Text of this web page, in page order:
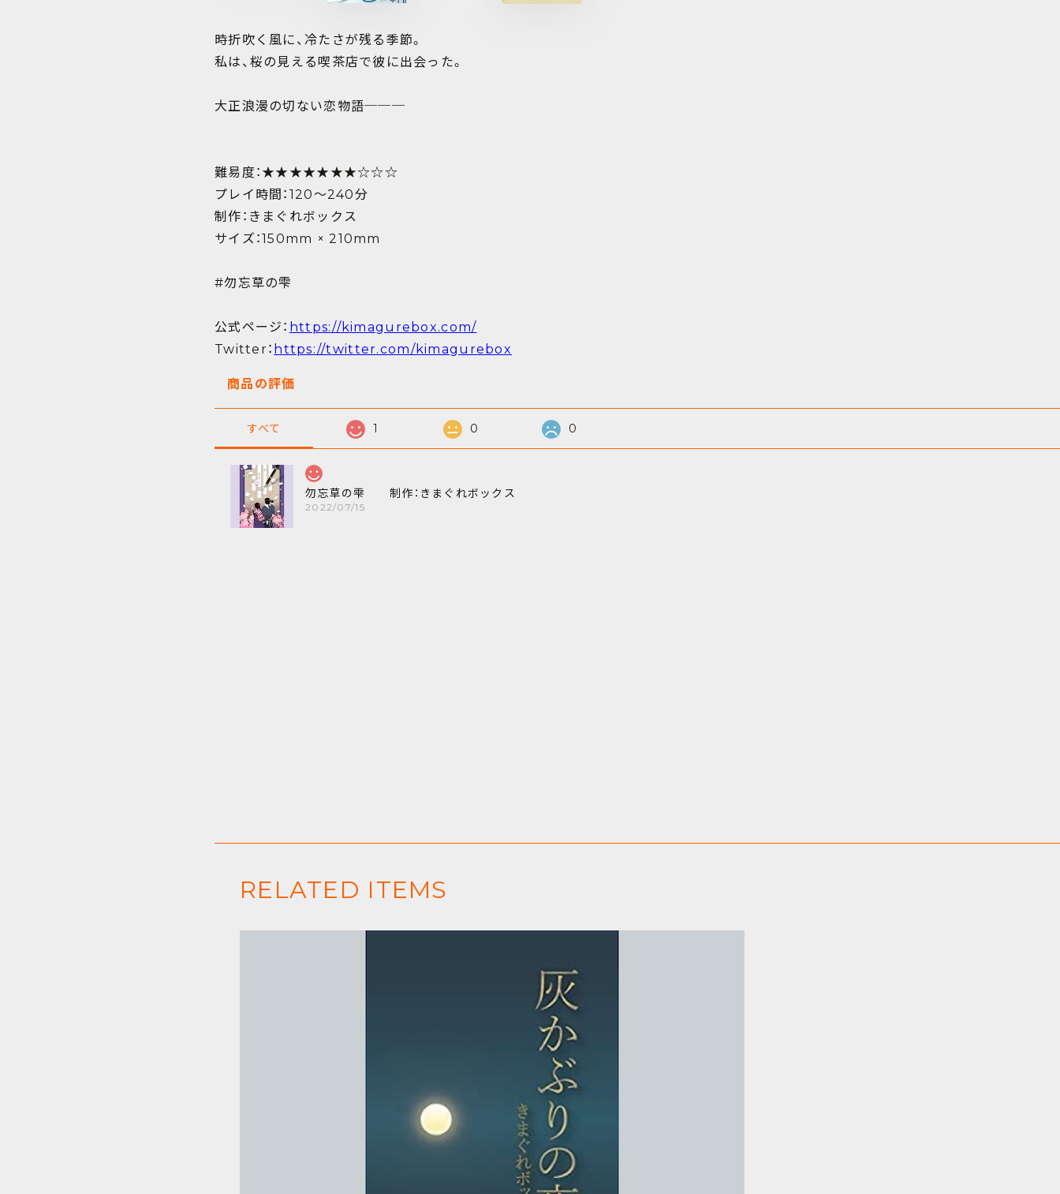
時折吹く風に、冷たさが残る季節。
私は、桜の見える喫茶店で彼に出会った。
大正浪漫の切ない恋物語───
難易度：★★★★★★★☆☆☆
プレイ時間：120～240分
制作：きまぐれボックス
サイズ：150mm × 210mm
#勿忘草の雫
公式ページ： https://kimagurebox.com/
Twitter： https://twitter.com/kimagurebox
商品の評価
すべて 1 0 0
勿忘草の雫 制作：きまぐれボックス
2022/07/15
RELATED ITEMS